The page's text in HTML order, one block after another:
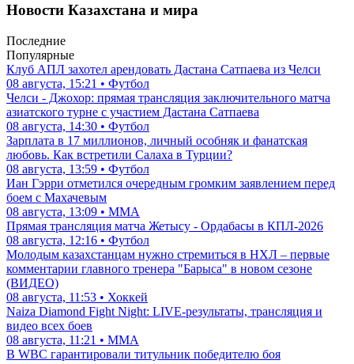
Новости Казахстана и мира
Последние
Популярные
Клуб АПЛ захотел арендовать Дастана Сатпаева из Челси
08 августа, 15:21 • Футбол
Челси - Джохор: прямая трансляция заключительного матча
азиатского турне с участием Дастана Сатпаева
08 августа, 14:30 • Футбол
Зарплата в 17 миллионов, личный особняк и фанатская
любовь. Как встретили Салаха в Турции?
08 августа, 13:59 • Футбол
Иан Гэрри отметился очередным громким заявлением перед
боем с Махачевым
08 августа, 13:09 • ММА
Прямая трансляция матча Жетысу - Ордабасы в КПЛ-2026
08 августа, 12:16 • Футбол
Молодым казахстанцам нужно стремиться в НХЛ – первые
комментарии главного тренера "Барыса" в новом сезоне
(ВИДЕО)
08 августа, 11:53 • Хоккей
Naiza Diamond Fight Night: LIVE-результаты, трансляция и
видео всех боев
08 августа, 11:21 • ММА
В WBC гарантировали титульник победителю боя